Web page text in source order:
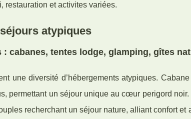
restauration et activites variées.
atypiques
: cabanes, tentes lodge, glamping, gîtes
une diversité d’hébergements atypiques.
permettant un séjour unique au cœur perigord noir.
recherchant un séjour nature, alliant confort